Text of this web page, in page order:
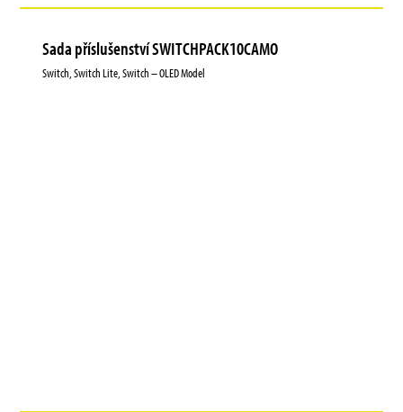
Sada příslušenství SWITCHPACK10CAMO
Switch, Switch Lite, Switch – OLED Model